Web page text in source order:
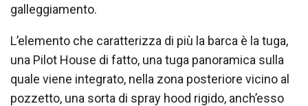
galleggiamento.
L’elemento che caratterizza di più la barca è la tuga,
una Pilot House di fatto, una tuga panoramica sulla
quale viene integrato, nella zona posteriore vicino al
pozzetto, una sorta di spray hood rigido, anch’esso